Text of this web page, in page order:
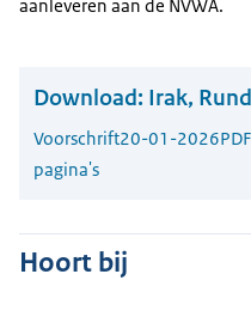
aanleveren aan de NVWA.
Download: Irak,
Voorschrift20-01-2026
pagina's
Hoort bij